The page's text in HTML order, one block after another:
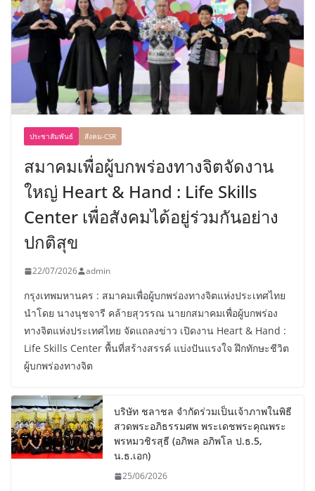
ประชาสัมพันธ์ สังคม-CSR
สมาคมเพื่อผู้บกพร่องทางจิตจัดงาน
ใหญ่ Heart & Hand : Life Skills
Center เพื่อสังคมได้อยู่ร่วมกันอย่าง
ปกติสุข
22/07/2026 admin
กรุงเทพมหานคร : สมาคมเพื่อผู้บกพร่องทางจิตแห่งประเทศไทย
นำโดย นางนุชจารี คล้ายสุวรรณ นายกสมาคมเพื่อผู้บกพร่อง
ทางจิตแห่งประเทศไทย จัดแถลงข่าว เปิดงาน Heart & Hand :
Life Skills Center พื้นที่สร้างสรรค์ แบ่งปันแรงใจ ฝึกทักษะชีวิต
ผู้บกพร่องทางจิต
บริษัท ชลาชล จำกัดร่วมเป็นเจ้าภาพในพิธี
สวดพระอภิธรรมศพ พระเดชพระคุณพระ
พรหมวชิรสุธี (อภิพล อภิพโล ป.ธ.5,
น.ธ.เอก)
25/06/2026